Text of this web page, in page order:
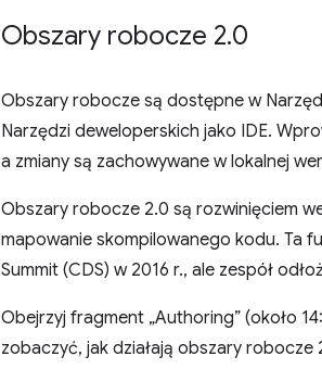
Obszary robocze 2.0
Obszary robocze są dostępne w
Narzędzi deweloperskich jako IDE.
a zmiany są zachowywane w lokalnej
Obszary robocze 2.0 są rozwinięciem
mapowanie skompilowanego kodu. Ta
Summit (CDS) w 2016 r., ale zespół
Obejrzyj fragment „Authoring” (około
zobaczyć, jak działają obszary robocze